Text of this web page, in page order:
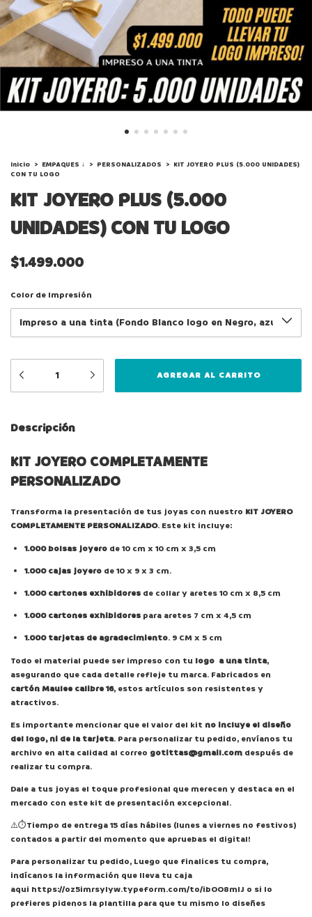
Inicio > EMPAQUES ↓ > PERSONALIZADOS > KIT JOYERO PLUS (5.000 UNIDADES)
CON TU LOGO
KIT JOYERO PLUS (5.000
UNIDADES) CON TU LOGO
$1.499.000
Color de Impresión
Descripción
KIT JOYERO COMPLETAMENTE
PERSONALIZADO
Transforma la presentación de tus joyas con nuestro KIT JOYERO
COMPLETAMENTE PERSONALIZADO. Este kit incluye:
1.000 bolsas joyero de 10 cm x 10 cm x 3,5 cm
1.000 cajas joyero de 10 x 9 x 3 cm.
1.000 cartones exhibidores de collar y aretes 10 cm x 8,5 cm
1.000 cartones exhibidores para aretes 7 cm x 4,5 cm
1.000 tarjetas de agradecimiento. 9 CM x 5 cm
Todo el material puede ser impreso con tu logo a una tinta,
asegurando que cada detalle refleje tu marca. Fabricados en
cartón Maulee calibre 16, estos artículos son resistentes y
atractivos.
Es importante mencionar que el valor del kit no incluye el diseño
del logo, ni de la tarjeta. Para personalizar tu pedido, envíanos tu
archivo en alta calidad al correo gotittas@gmail.com después de
realizar tu compra.
Dale a tus joyas el toque profesional que merecen y destaca en el
mercado con este kit de presentación excepcional.
⚠️⏱️Tiempo de entrega 15 días hábiles (lunes a viernes no festivos)
contados a partir del momento que apruebas el digital!
Para personalizar tu pedido, Luego que finalices tu compra,
indícanos la información que lleva tu caja
aqui https://oz5imrsylyw.typeform.com/to/ibOO8mIJ o si lo
prefieres pidenos la plantilla para que tu mismo lo diseñes